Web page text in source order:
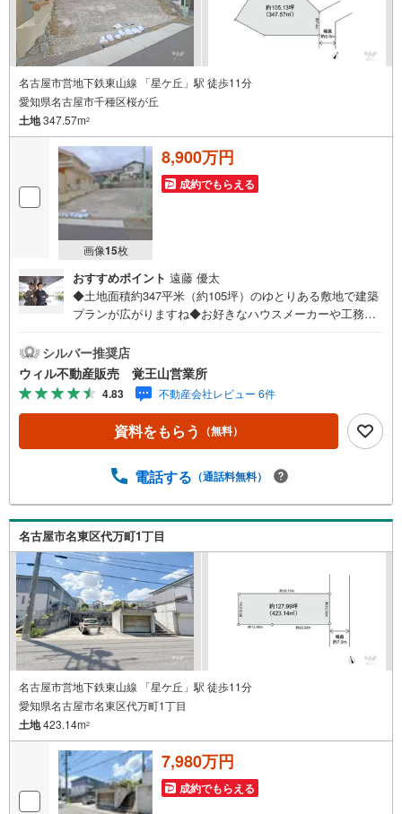
名古屋市営地下鉄東山線 「星ケ丘」駅 徒歩11分
愛知県名古屋市千種区桜が丘
土地347.57m2
画像15枚
8,900万円
成約でもらえる
おすすめポイント 遠藤 優太
◆土地面積約347平米（約105坪）のゆとりある敷地で建築
プランが広がりますね◆お好きなハウスメーカーや工務店
めのカースペースもご検討いただけます◆ゆとりのある土
地で、ご家族にぴったりのマイホームを実現してみません
か◆現況は更地ですので、引き渡し後はスムーズな着工が
可能です◆接道幅員約6mとゆったり！車庫入れがスムーズ
に行えます！◆住環境に配慮された第一種低層住居専用地
域、閑静な住宅地の一画です◆「星ヶ丘小学校」まで徒歩
19:00】上記時間はお電話が繋がりやすくなっております。
約ボタンよりご希望の日時をご記入いただけますとスムー
ズにご案内が可能です。**住宅ローン**諸費用込融資や築年
数の古い物件のローンも得意としており、最適な銀行をご
提案します。**リフォーム**理想の間取り、テイストを作り
上げられます！リフォームプランナーの同行も可能です。
シルバー推奨店
ウィル不動産販売 覚王山営業所
4.83 不動産会社レビュー 6件
資料をもらう （無料）
電話する （通話料無料）
名古屋市名東区代万町1丁目
名古屋市営地下鉄東山線 「星ケ丘」駅 徒歩11分
愛知県名古屋市名東区代万町1丁目
土地423.14m2
7,980万円
成約でもらえる